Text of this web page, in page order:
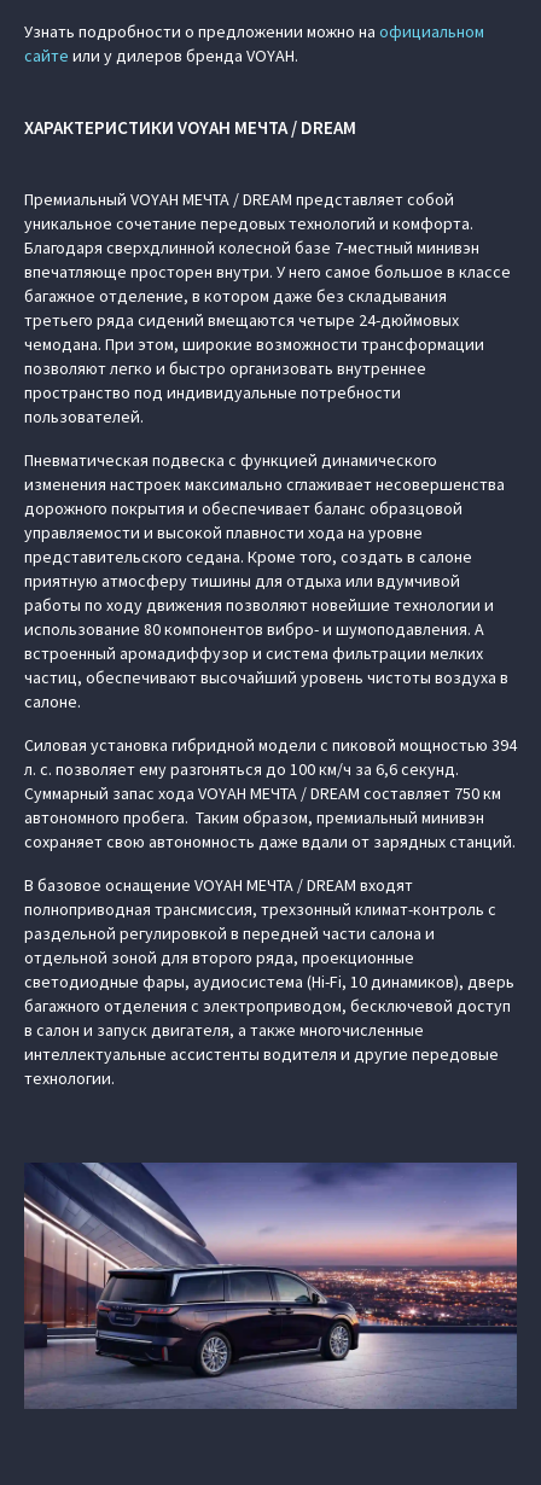
Узнать подробности о предложении можно на официальном
сайте или у дилеров бренда VOYAH.
ХАРАКТЕРИСТИКИ VOYAH МЕЧТА / DREAM
Премиальный VOYAH МЕЧТА / DREAM представляет собой
уникальное сочетание передовых технологий и комфорта.
Благодаря сверхдлинной колесной базе 7-местный минивэн
впечатляюще просторен внутри. У него самое большое в классе
багажное отделение, в котором даже без складывания
третьего ряда сидений вмещаются четыре 24-дюймовых
чемодана. При этом, широкие возможности трансформации
позволяют легко и быстро организовать внутреннее
пространство под индивидуальные потребности
пользователей.
Пневматическая подвеска с функцией динамического
изменения настроек максимально сглаживает несовершенства
дорожного покрытия и обеспечивает баланс образцовой
управляемости и высокой плавности хода на уровне
представительского седана. Кроме того, создать в салоне
приятную атмосферу тишины для отдыха или вдумчивой
работы по ходу движения позволяют новейшие технологии и
использование 80 компонентов вибро- и шумоподавления. А
встроенный аромадиффузор и система фильтрации мелких
частиц, обеспечивают высочайший уровень чистоты воздуха в
салоне.
Силовая установка гибридной модели с пиковой мощностью 394
л. с. позволяет ему разгоняться до 100 км/ч за 6,6 секунд.
Суммарный запас хода VOYAH МЕЧТА / DREAM составляет 750 км
автономного пробега. Таким образом, премиальный минивэн
сохраняет свою автономность даже вдали от зарядных станций.
В базовое оснащение VOYAH МЕЧТА / DREAM входят
полноприводная трансмиссия, трехзонный климат-контроль с
раздельной регулировкой в передней части салона и
отдельной зоной для второго ряда, проекционные
светодиодные фары, аудиосистема (Hi-Fi, 10 динамиков), дверь
багажного отделения с электроприводом, бесключевой доступ
в салон и запуск двигателя, а также многочисленные
интеллектуальные ассистенты водителя и другие передовые
технологии.